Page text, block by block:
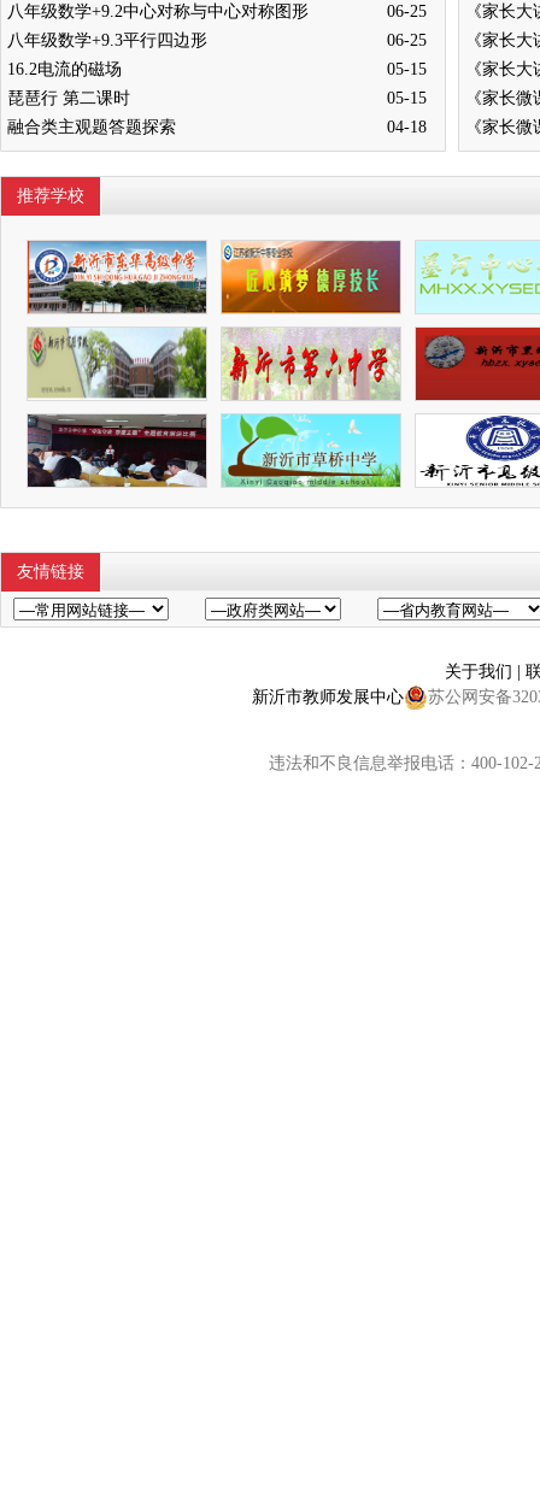
八年级数学+9.2中心对称与中心对称图形
06-25
八年级数学+9.3平行四边形
06-25
16.2电流的磁场
05-15
琵琶行 第二课时
05-15
融合类主观题答题探索
04-18
推荐学校
友情链接
关于我们 |
新沂市教师发展中心
苏公网安备
违法和不良信息举报电话：400-